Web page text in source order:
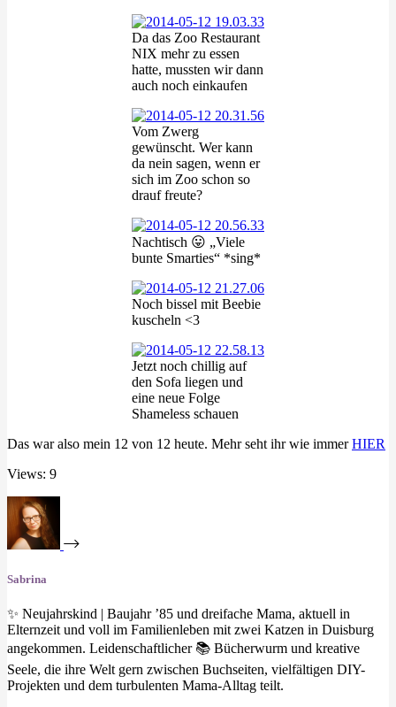
Da das Zoo Restaurant
NIX mehr zu essen
hatte, mussten wir dann
auch noch einkaufen
Vom Zwerg
gewünscht. Wer kann
da nein sagen, wenn er
sich im Zoo schon so
drauf freute?
Nachtisch 😛 „Viele
bunte Smarties“ *sing*
Noch bissel mit Beebie
kuscheln <3
Jetzt noch chillig auf
den Sofa liegen und
eine neue Folge
Shameless schauen
Das war also mein 12 von 12 heute. Mehr seht ihr wie immerHIER
Views: 9
Sabrina
✨ Neujahrskind | Baujahr ’85 und dreifache Mama, aktuell in
Elternzeit und voll im Familienleben mit zwei Katzen in Duisburg
angekommen. Leidenschaftlicher 📚 Bücherwurm und kreative
Seele, die ihre Welt gern zwischen Buchseiten, vielfältigen DIY-
Projekten und dem turbulenten Mama-Alltag teilt.